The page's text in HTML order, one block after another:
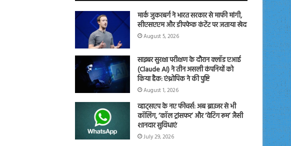
मार्क जुकरबर्ग ने भारत सरकार से माफी मांगी,
सीएसएएम और डीपफेक कंटेंट पर जताया खेद
August 5, 2026
साइबर सुरक्षा परीक्षण के दौरान क्लॉड एआई
(Claude AI) ने तीन असली कंपनियों को
किया हैक: एंथ्रोपिक ने की पुष्टि
August 1, 2026
व्हाट्सएप के नए फीचर्स: अब ब्राउजर से भी
कॉलिंग, ‘कॉल ट्रांसफर’ और ‘वेटिंग रूम’ जैसी
शानदार सुविधाएं
July 29, 2026